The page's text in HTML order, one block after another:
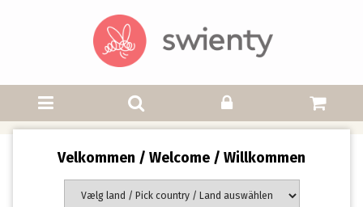
Velkommen / Welcome / Willkommen